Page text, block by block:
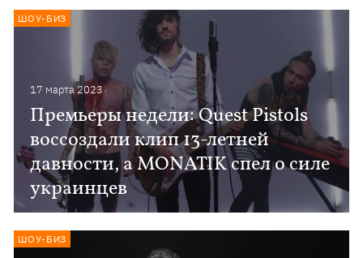
17 марта 2023
Премьеры недели: Quest Pistols
воссоздали клип 13-летней
давности, а MONATIK спел о силе
украинцев
ШОУ-БИЗ
ШОУ-БИЗ